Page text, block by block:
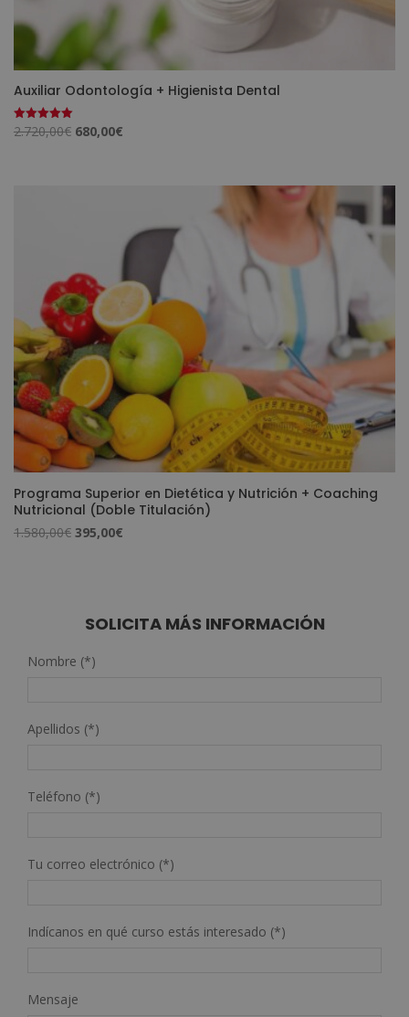
Auxiliar Odontología + Higienista Dental
Valorado
con
2.720,00€ El
680,00€
Programa Superior en Dietética y Nutrición + Coaching
Nutricional (Doble Titulación)
1.580,00€ El
1.580,00€.
395,00€
395,00€.
SOLICITA MÁS INFORMACIÓN
Nombre (*)
Apellidos (*)
Teléfono (*)
Tu correo electrónico (*)
Indícanos en qué curso estás interesado (*)
Mensaje